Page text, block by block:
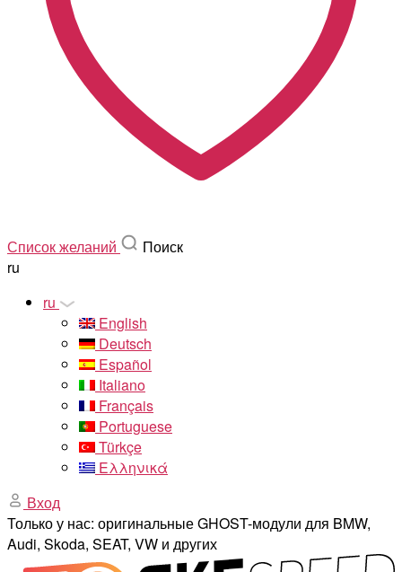
Список желаний
Поиск
ru
ru
English
Deutsch
Español
Italiano
Français
Portuguese
Türkçe
Ελληνικά
Вход
Только у нас: оригинальные GHOST-модули для BMW,
Audi, Skoda, SEAT, VW и других